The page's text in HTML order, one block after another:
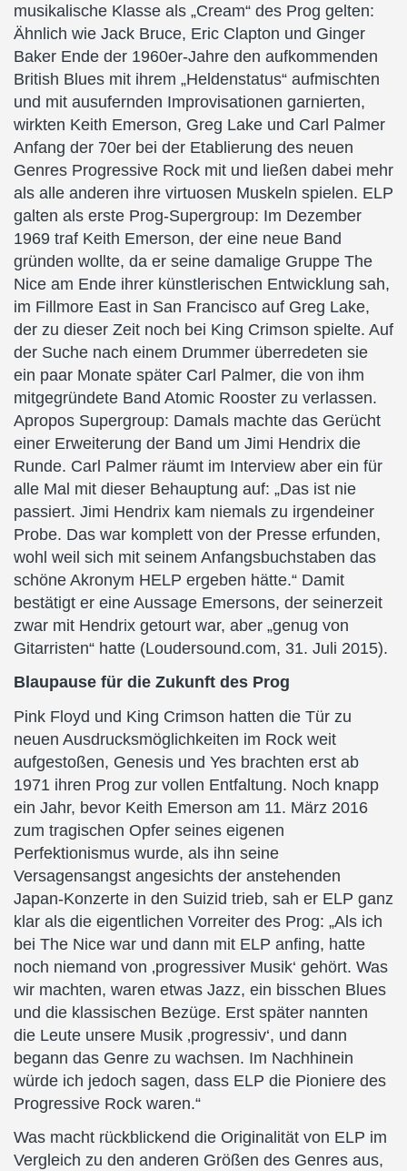
musikalische Klasse als „Cream“ des Prog gelten:
Ähnlich wie Jack Bruce, Eric Clapton und Ginger
Baker Ende der 1960er-Jahre den aufkommenden
British Blues mit ihrem „Heldenstatus“ aufmischten
und mit ausufernden Improvisationen garnierten,
wirkten Keith Emerson, Greg Lake und Carl Palmer
Anfang der 70er bei der Etablierung des neuen
Genres Progressive Rock mit und ließen dabei mehr
als alle anderen ihre virtuosen Muskeln spielen. ELP
galten als erste Prog-Supergroup: Im Dezember
1969 traf Keith Emerson, der eine neue Band
gründen wollte, da er seine damalige Gruppe The
Nice am Ende ihrer künstlerischen Entwicklung sah,
im Fillmore East in San Francisco auf Greg Lake,
der zu dieser Zeit noch bei King Crimson spielte. Auf
der Suche nach einem Drummer überredeten sie
ein paar Monate später Carl Palmer, die von ihm
mitgegründete Band Atomic Rooster zu verlassen.
Apropos Supergroup: Damals machte das Gerücht
einer Erweiterung der Band um Jimi Hendrix die
Runde. Carl Palmer räumt im Interview aber ein für
alle Mal mit dieser Behauptung auf: „Das ist nie
passiert. Jimi Hendrix kam niemals zu irgendeiner
Probe. Das war komplett von der Presse erfunden,
wohl weil sich mit seinem Anfangsbuchstaben das
schöne Akronym HELP ergeben hätte.“ Damit
bestätigt er eine Aussage Emersons, der seinerzeit
zwar mit Hendrix getourt war, aber „genug von
Gitarristen“ hatte (Loudersound.com, 31. Juli 2015).
Blaupause für die Zukunft des Prog
Pink Floyd und King Crimson hatten die Tür zu
neuen Ausdrucksmöglichkeiten im Rock weit
aufgestoßen, Genesis und Yes brachten erst ab
1971 ihren Prog zur vollen Entfaltung. Noch knapp
ein Jahr, bevor Keith Emerson am 11. März 2016
zum tragischen Opfer seines eigenen
Perfektionismus wurde, als ihn seine
Versagensangst angesichts der anstehenden
Japan-Konzerte in den Suizid trieb, sah er ELP ganz
klar als die eigentlichen Vorreiter des Prog: „Als ich
bei The Nice war und dann mit ELP anfing, hatte
noch niemand von ‚progressiver Musik‘ gehört. Was
wir machten, waren etwas Jazz, ein bisschen Blues
und die klassischen Bezüge. Erst später nannten
die Leute unsere Musik ‚progressiv‘, und dann
begann das Genre zu wachsen. Im Nachhinein
würde ich jedoch sagen, dass ELP die Pioniere des
Progressive Rock waren.“
Was macht rückblickend die Originalität von ELP im
Vergleich zu den anderen Größen des Genres aus,